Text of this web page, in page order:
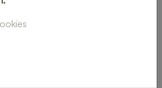
en geniet van heerlijke
zijn bereid. Van knapperige
– wij bezorgen het
of op kantoor.
is er altijd een lunch die bij jouw